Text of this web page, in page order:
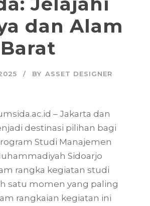
dan Alam
BY ASSET DESIGNER
– Jakarta dan
destinasi pilihan bagi
Studi Manajemen
Sidoarjo
rangka kegiatan studi
satu momen yang paling
rangkaian kegiatan ini